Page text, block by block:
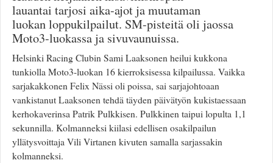
MP14 kuvia
MP13 kuvia
ACS 2015 kuvia
Lisää uusi tapahtuma
UUTISET
SÄÄ
Valitse paikkakunta
Helsingin sää
Tampereen sää
Turun sää
Oulun sää
lauantai tarjosi aika-ajot ja muutaman
luokan loppukilpailut. SM-pisteitä oli jaossa
Moto3-luokassa ja sivuvaunuissa.
Helsinki Racing Clubin Sami Laaksonen heilui kukkona
tunkiolla Moto3-luokan 16 kierroksisessa kilpailussa. Vaikka
sarjakakkonen Felix Nässi oli poissa, sai sarjajohtoaan
vankistanut Laaksonen tehdä täyden päivätyön kukistaessaan
kerhokaverinsa Patrik Pulkkisen. Pulkkinen taipui lopulta 1,1
sekunnilla. Kolmanneksi kiilasi edellisen osakilpailun
yllätysvoittaja Vili Virtanen kivuten samalla sarjassakin
kolmanneksi.